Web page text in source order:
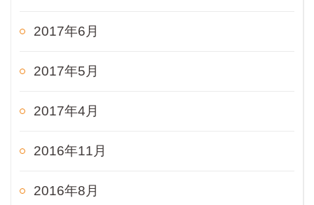
2017年6月
2017年5月
2017年4月
2016年11月
2016年8月